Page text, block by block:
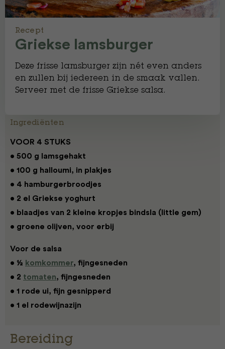
Recept
Griekse lamsburger
Deze frisse lamsburger zijn nét even anders
en zullen bij iedereen in de smaak vallen.
Serveer met de frisse Griekse salsa.
Ingrediënten
VOOR 4 STUKS
• 500 g lamsgehakt
• 100 g halloumi, in plakjes
• 4 hamburgerbroodjes
• 2 el Griekse yoghurt
• blaadjes van 2 kleine kropjes bindsla (little gem)
• groene olijven, voor erbij
Voor de salsa
• ½ komkommer, fijngesneden
• 2 tomaten, fijngesneden
• 1 rode ui, fijn gesnipperd
• 1 el rodewijnazijn
Bereiding